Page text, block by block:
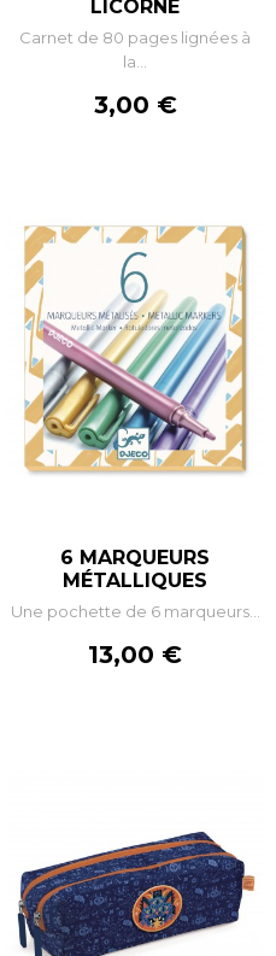
LICORNE
Carnet de 80 pages lignées à
la...
Prix
3,00 €
6 MARQUEURS
MÉTALLIQUES
Une pochette de 6 marqueurs...
Prix
13,00 €